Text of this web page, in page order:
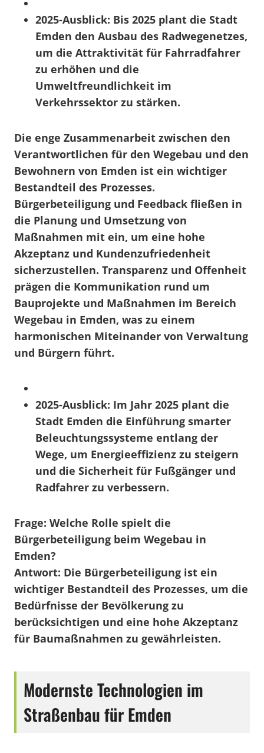
2025-Ausblick: Bis 2025 plant die Stadt
Emden den Ausbau des Radwegenetzes,
um die Attraktivität für Fahrradfahrer
zu erhöhen und die
Umweltfreundlichkeit im
Verkehrssektor zu stärken.
Die enge Zusammenarbeit zwischen den
Verantwortlichen für den Wegebau und den
Bewohnern von Emden ist ein wichtiger
Bestandteil des Prozesses.
Bürgerbeteiligung und Feedback fließen in
die Planung und Umsetzung von
Maßnahmen mit ein, um eine hohe
Akzeptanz und Kundenzufriedenheit
sicherzustellen. Transparenz und Offenheit
prägen die Kommunikation rund um
Bauprojekte und Maßnahmen im Bereich
Wegebau in Emden, was zu einem
harmonischen Miteinander von Verwaltung
und Bürgern führt.
2025-Ausblick: Im Jahr 2025 plant die
Stadt Emden die Einführung smarter
Beleuchtungssysteme entlang der
Wege, um Energieeffizienz zu steigern
und die Sicherheit für Fußgänger und
Radfahrer zu verbessern.
Frage: Welche Rolle spielt die
Bürgerbeteiligung beim Wegebau in
Emden?
Antwort: Die Bürgerbeteiligung ist ein
wichtiger Bestandteil des Prozesses, um die
Bedürfnisse der Bevölkerung zu
berücksichtigen und eine hohe Akzeptanz
für Baumaßnahmen zu gewährleisten.
Modernste Technologien im
Straßenbau für Emden